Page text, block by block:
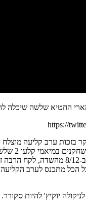
החטיא שלשה
https://
והוצאה. וינסט, שהוביל
הכל מתכנס לערב
28 מהשדה בתוספת 11 ריבאונדים אך הוא מסר הלילה